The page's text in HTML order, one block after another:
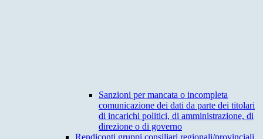
Sanzioni per mancata o incompleta
comunicazione dei dati da parte dei titolari
di incarichi politici, di amministrazione, di
direzione o di governo